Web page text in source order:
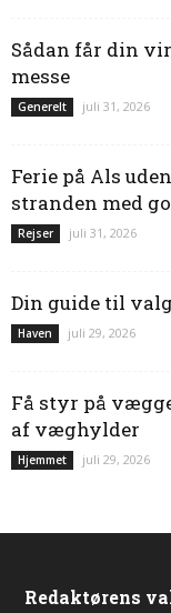
Sådan får din
messe
Generelt juli 31, 2026
Ferie på Als
stranden med
Rejser juli 31, 2026
Din guide til
Haven juli 29, 2026
Få styr på
af væghylder
Hjemmet juli 29, 2026
Redaktørens